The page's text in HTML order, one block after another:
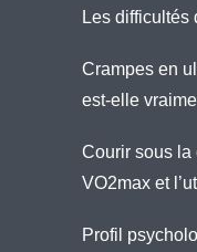
Les difficultés
Crampes en
est-elle
Courir sous la
VO2max et
Profil